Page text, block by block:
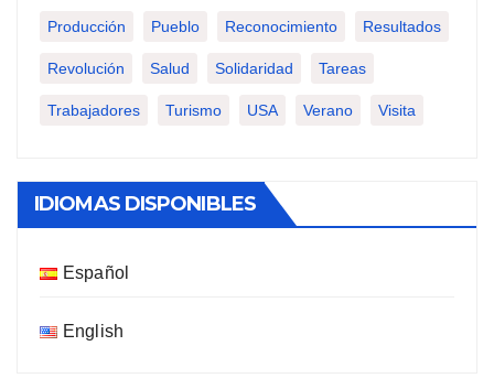
Producción Pueblo Reconocimiento Resultados
Revolución Salud Solidaridad Tareas
Trabajadores Turismo USA Verano Visita
IDIOMAS DISPONIBLES
Español
English